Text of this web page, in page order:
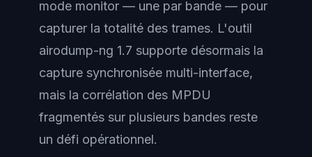
mode monitor — une par bande — pour
capturer la totalité des trames. L'outil
airodump-ng 1.7 supporte désormais la
capture synchronisée multi-interface,
mais la corrélation des MPDU
fragmentés sur plusieurs bandes reste
un défi opérationnel.